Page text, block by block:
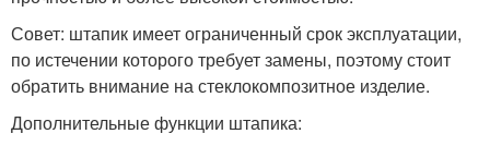
Совет: штапик имеет ограниченный срок эксплуатации,
по истечении которого требует замены, поэтому стоит
обратить внимание на стеклокомпозитное изделие.
Дополнительные функции штапика: